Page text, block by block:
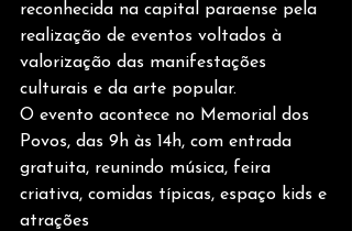
reconhecida na capital paraense pela
realização de eventos voltados à
valorização das manifestações
culturais e da arte popular.
O evento acontece no Memorial dos
Povos, das 9h às 14h, com entrada
gratuita, reunindo música, feira
criativa, comidas típicas, espaço kids e
atrações